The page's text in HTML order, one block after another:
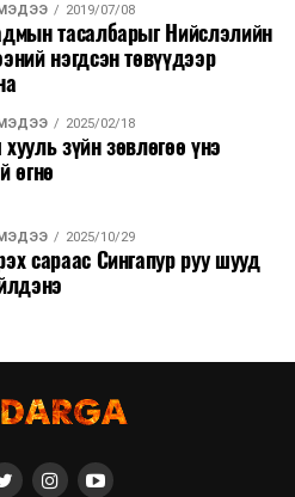
2019/07/08
тасалбарыг Нийслэлийн
нэгдсэн төвүүдээр
2025/02/18
зүйн зөвлөгөө үнэ
өгнө
2025/10/29
сараас Сингапур руу шууд